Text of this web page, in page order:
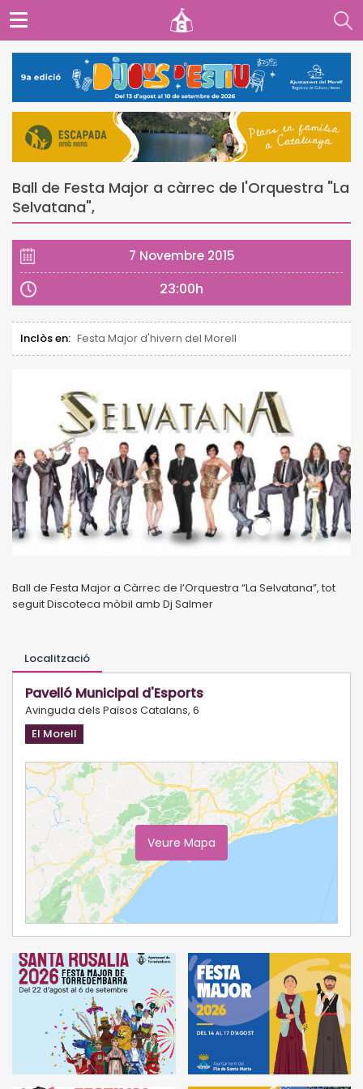
Ball de Festa Major a càrrec de l'Orquestra "La
Selvatana",
7 Novembre 2015
23:00h
Inclòs en: Festa Major d'hivern del Morell
Ball de Festa Major a Càrrec de l’Orquestra “La Selvatana”, tot
seguit Discoteca mòbil amb Dj Salmer
Localització
Pavelló Municipal d'Esports
Avinguda dels Països Catalans, 6
El Morell
Veure Mapa